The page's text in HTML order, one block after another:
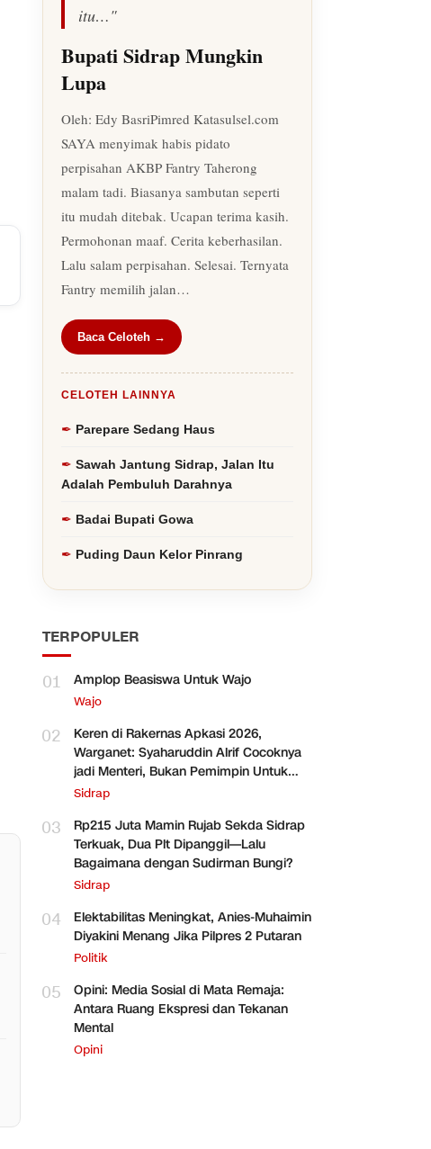
itu…"
Bupati Sidrap Mungkin
Lupa
Oleh: Edy BasriPimred Katasulsel.com
SAYA menyimak habis pidato
perpisahan AKBP Fantry Taherong
malam tadi. Biasanya sambutan seperti
itu mudah ditebak. Ucapan terima kasih.
Permohonan maaf. Cerita keberhasilan.
Lalu salam perpisahan. Selesai. Ternyata
Fantry memilih jalan…
Baca Celoteh →
CELOTEH LAINNYA
Parepare Sedang Haus
Sawah Jantung Sidrap, Jalan Itu
Adalah Pembuluh Darahnya
Badai Bupati Gowa
Puding Daun Kelor Pinrang
TERPOPULER
01 Amplop Beasiswa Untuk Wajo
Wajo
02
Keren di Rakernas Apkasi 2026,
Warganet: Syaharuddin Alrif Cocoknya
jadi Menteri, Bukan Pemimpin Untuk
Sidrap Saja
Sidrap
03
Rp215 Juta Mamin Rujab Sekda Sidrap
Terkuak, Dua Plt Dipanggil—Lalu
Bagaimana dengan Sudirman Bungi?
Sidrap
04
Elektabilitas Meningkat, Anies-Muhaimin
Diyakini Menang Jika Pilpres 2 Putaran
Politik
05
Opini: Media Sosial di Mata Remaja:
Antara Ruang Ekspresi dan Tekanan
Mental
Opini